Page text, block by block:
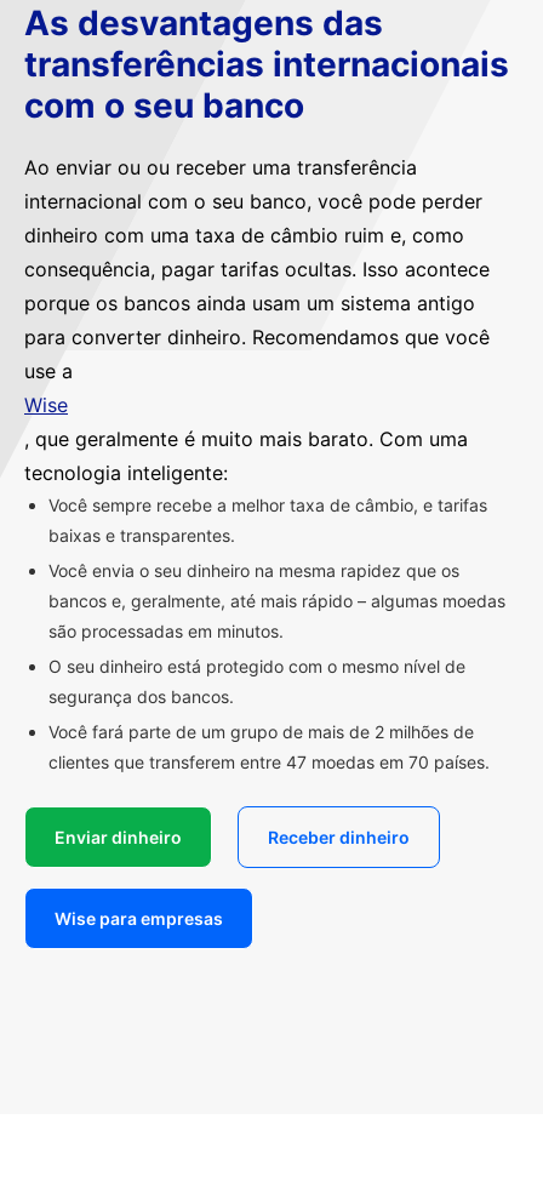
As desvantagens das
transferências internacionais
com o seu banco
Ao enviar ou ou receber uma transferência
internacional com o seu banco, você pode perder
dinheiro com uma taxa de câmbio ruim e, como
consequência, pagar tarifas ocultas. Isso acontece
porque os bancos ainda usam um sistema antigo
para converter dinheiro. Recomendamos que você
use a
Wise
, que geralmente é muito mais barato. Com uma
tecnologia inteligente:
Você sempre recebe a melhor taxa de câmbio, e tarifas
baixas e transparentes.
Você envia o seu dinheiro na mesma rapidez que os
bancos e, geralmente, até mais rápido – algumas moedas
são processadas em minutos.
O seu dinheiro está protegido com o mesmo nível de
segurança dos bancos.
Você fará parte de um grupo de mais de 2 milhões de
clientes que transferem entre 47 moedas em 70 países.
Enviar dinheiro Receber dinheiro
Wise para empresas